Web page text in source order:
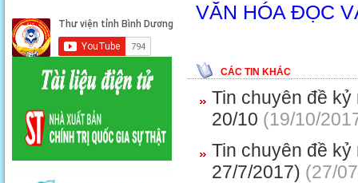
VĂN HÓA ĐỌC
CÁC TIN KHÁC
Tin chuyên đề
20/10 (19/10/
Tin chuyên đề
27/7/2017) (27/